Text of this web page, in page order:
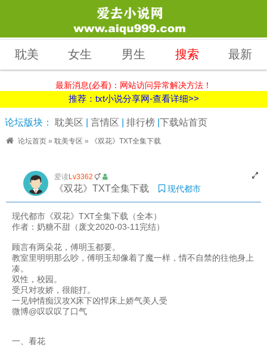
耽美 女生 男生 搜索 最新
最新消息(必看)：网站访问异常解决方法！
推荐：txt小说分享网-查看详细>>
论坛版块： 耽美区 言情区 排行榜 下载站首页
论坛首页 » 耽美专区 » 《双花》TXT全集下载
爱读 Lv3362
《双花》TXT全集下载 现代都市
现代都市《双花》TXT全集下载（全本）
作者：奶糖不甜（废文2020-03-11完结）
顾言有两朵花，傅明玉都要。
教室里明明那么吵，傅明玉却像着了魔一样，情不自禁的往他身上
凑。
双性，校园。
受只对攻娇，很能打。
一见钟情痴汉攻X床下凶悍床上娇气美人受
微博@叹叹叹了口气
一、看花